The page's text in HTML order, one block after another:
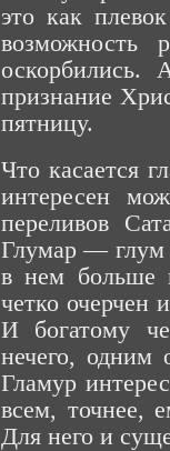
это как
возможность
оскорбились.
признание
пятницу.
Что касается
интересен
переливов
Глумар — глум
в нем больше
четко
И богатому
нечего, одним
Гламур
всем, точнее,
Для него и